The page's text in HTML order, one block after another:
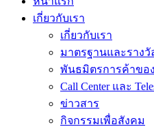
เกี่ยวกับเรา
เกี่ยวกับเรา
มาตรฐานและรางวั
พันธมิตรการค้าของ
Call Center และ
ข่าวสาร
กิจกรรมเพื่อสังคม